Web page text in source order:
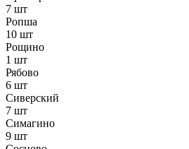
7 шт
Ропша
10 шт
Рощино
1 шт
Рябово
6 шт
Сиверский
7 шт
Симагино
9 шт